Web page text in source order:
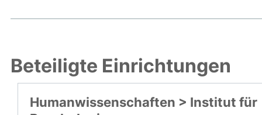
Beteiligte Einrichtungen
Humanwissenschaften > Institut für